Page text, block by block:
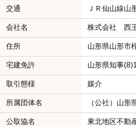
交通 ＪＲ仙山線
会社名 株式会社 西
住所 山形県山形市
宅建免許 山形県知事
取引態様 媒介
所属団体名 （公社）山形
公取協名 東北地区不動